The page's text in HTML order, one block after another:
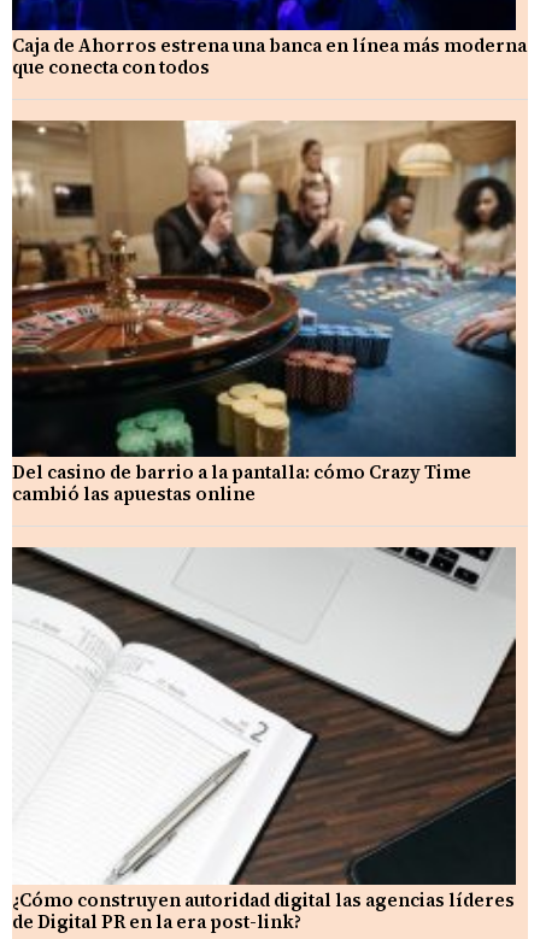
Caja de Ahorros estrena una banca en línea más moderna
que conecta con todos
Del casino de barrio a la pantalla: cómo Crazy Time
cambió las apuestas online
¿Cómo construyen autoridad digital las agencias líderes
de Digital PR en la era post-link?